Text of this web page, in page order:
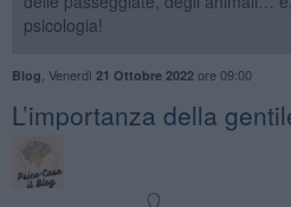
psicologia!
Blog Venerdì 21 Ottobre 2022ore 09:00
​L’importanza della